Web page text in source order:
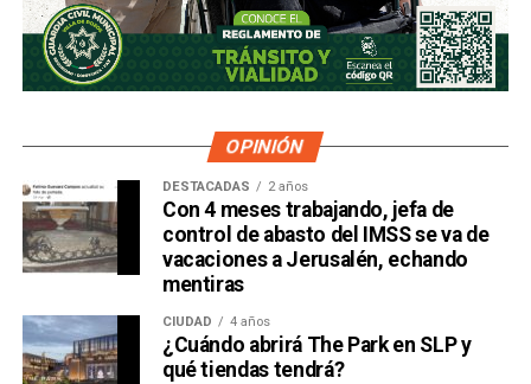
OPINIÓN
DESTACADAS 2 años
Con 4 meses trabajando, jefa de
control de abasto del IMSS se va de
vacaciones a Jerusalén, echando
mentiras
CIUDAD 4 años
¿Cuándo abrirá The Park en SLP y
qué tiendas tendrá?